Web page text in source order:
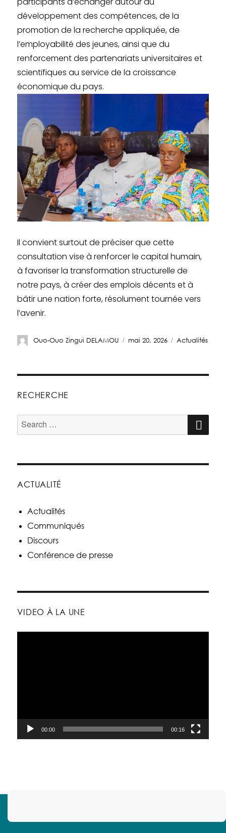
développement des compétences, de la
promotion de la recherche appliquée, de
l’employabilité des jeunes, ainsi que du
renforcement des partenariats universitaires et
scientifiques au service de la croissance
économique du pays.
Il convient surtout de préciser que cette
consultation vise à renforcer le capital humain,
à favoriser la transformation structurelle de
notre pays, à créer des emplois décents et à
bâtir une nation forte, résolument tournée vers
l’avenir.
Ouo-Ouo Zingui DELAMOU mai 20, 2026 Actualités
RECHERCHE
ACTUALITÉ
Actualités
Communiqués
Discours
Conférence de presse
VIDEO À LA UNE
00:00 00:16